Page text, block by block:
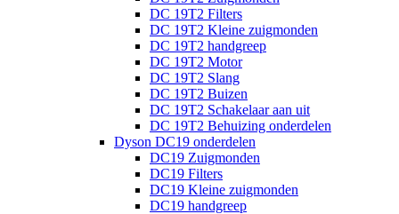
DC 19T2 Filters
DC 19T2 Kleine zuigmonden
DC 19T2 handgreep
DC 19T2 Motor
DC 19T2 Slang
DC 19T2 Buizen
DC 19T2 Schakelaar aan uit
DC 19T2 Behuizing onderdelen
Dyson DC19 onderdelen
DC19 Zuigmonden
DC19 Filters
DC19 Kleine zuigmonden
DC19 handgreep